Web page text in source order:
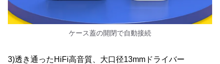
ケース蓋の開閉で自動接続
3)透き通ったHiFi高音質、大口径13mmドライバー